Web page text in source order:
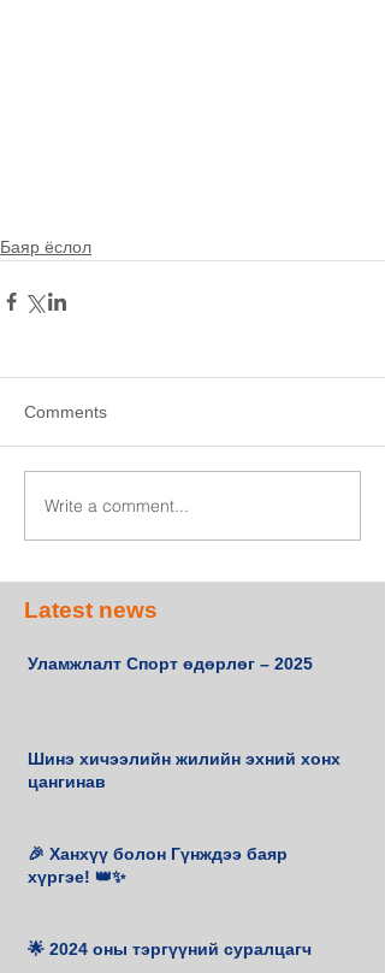
Баяр ёслол
Comments
Write a comment...
Latest news
Уламжлалт Спорт өдөрлөг – 2025
Шинэ хичээлийн жилийн эхний хонх
цангинав
🎉 Ханхүү болон Гүнждээ баяр
хүргэе! 👑✨
🌟 2024 оны тэргүүний суралцагч